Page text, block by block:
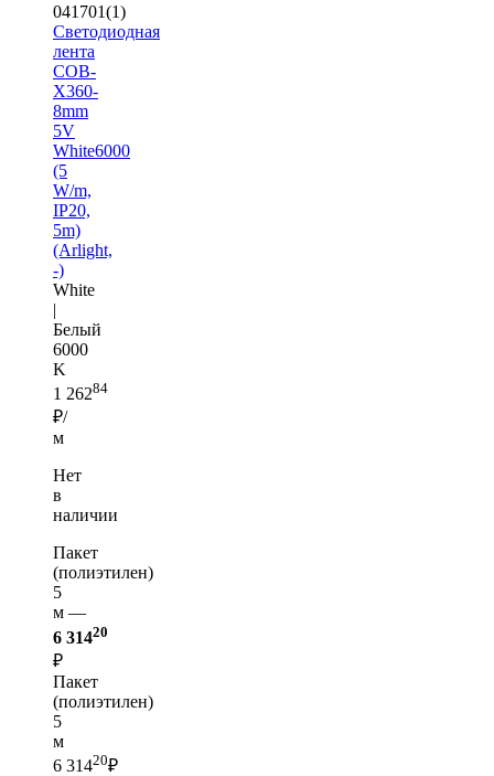
041701(1)
Светодиодная
лента
COB-
X360-
8mm
5V
White6000
(5
W/m,
IP20,
5m)
(Arlight,
-)
White
|
Белый
6000
K
1 26284
₽/
м
Нет
в
наличии
Пакет
(полиэтилен)
5
м —
6 31420
₽
Пакет
(полиэтилен)
5
м
6 31420₽